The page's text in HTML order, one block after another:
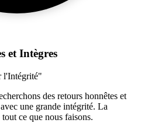
et Intègres
l'Intégrité"
des retours honnêtes et
une grande intégrité. La
ce que nous faisons.